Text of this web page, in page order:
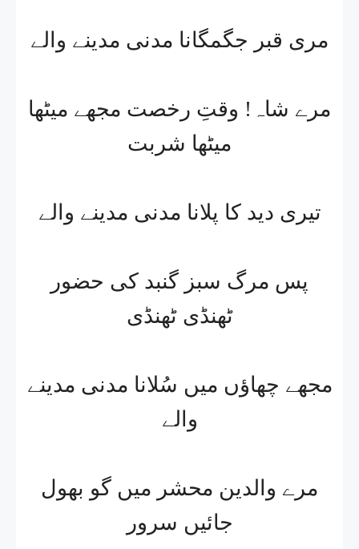
مری قبر جگمگانا مدنی مدینے والے
مرے شاہ! وقتِ رخصت مجھے میٹھا
میٹھا شربت
تیری دید کا پلانا مدنی مدینے والے
پس مرگ سبز گنبد کی حضور
ٹھنڈی ٹھنڈی
مجھے چھاؤں میں سُلانا مدنی مدینے
والے
مرے والدین محشر میں گو بھول
جائیں سرور